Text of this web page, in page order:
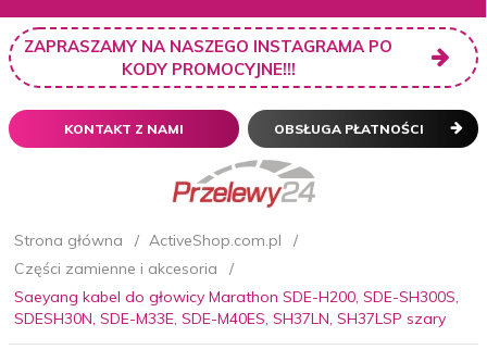
ZAPRASZAMY NA NASZEGO INSTAGRAMA PO
KODY PROMOCYJNE!!!
KONTAKT Z NAMI OBSŁUGA PŁATNOŚCI
Strona główna
ActiveShop.com.pl
Części zamienne i akcesoria
Saeyang kabel do głowicy Marathon SDE-H200, SDE-SH300S,
SDESH30N, SDE-M33E, SDE-M40ES, SH37LN, SH37LSP szary